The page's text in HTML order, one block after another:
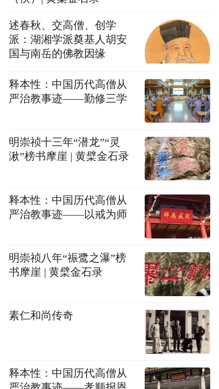
述春秋、交高僧、创学
派：湖湘学派奠基人胡安
国与南岳的佛教因缘
释本性：中国历代高僧从
严治教事迹——勤修三学
明崇祯十三年“潜龙”“灵
湫”榜书摩崖 | 黄檗金石录
释本性：中国历代高僧从
严治教事迹——以戒为师
明崇祯八年“祳鹭之瀑”榜
书摩崖 | 黄檗金石录
素仁和尚传奇
释本性：中国历代高僧从